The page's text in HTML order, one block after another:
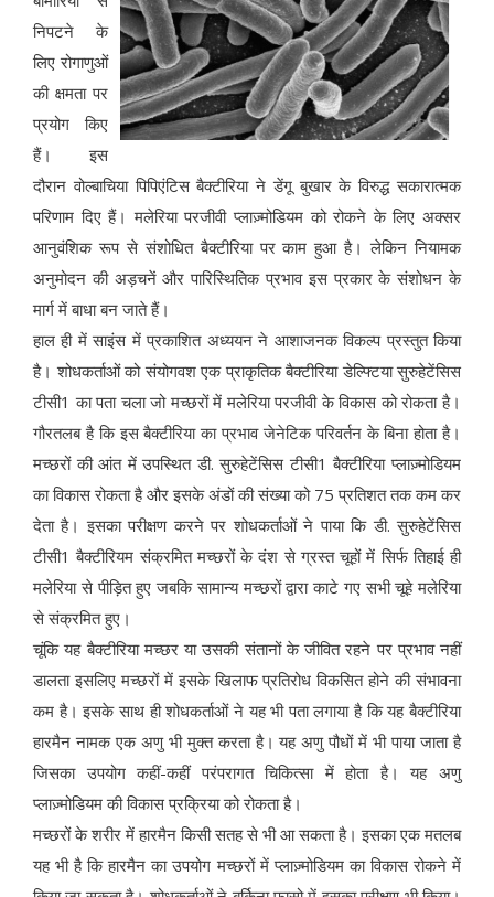
निपटने के
लिए रोगाणुओं
की क्षमता पर
प्रयोग किए
हैं। इस
दौरान वोल्बाचिया पिपिएंटिस बैक्टीरिया ने डेंगू बुखार के विरुद्ध सकारात्मक
परिणाम दिए हैं। मलेरिया परजीवी प्लाज़्मोडियम को रोकने के लिए अक्सर
आनुवंशिक रूप से संशोधित बैक्टीरिया पर काम हुआ है। लेकिन नियामक
अनुमोदन की अड़चनें और पारिस्थितिक प्रभाव इस प्रकार के संशोधन के
मार्ग में बाधा बन जाते हैं।
हाल ही में साइंस में प्रकाशित अध्ययन ने आशाजनक विकल्प प्रस्तुत किया
है। शोधकर्ताओं को संयोगवश एक प्राकृतिक बैक्टीरिया डेल्फ्टिया सुरुहेटेंसिस
टीसी1 का पता चला जो मच्छरों में मलेरिया परजीवी के विकास को रोकता है।
गौरतलब है कि इस बैक्टीरिया का प्रभाव जेनेटिक परिवर्तन के बिना होता है।
मच्छरों की आंत में उपस्थित डी. सुरुहेटेंसिस टीसी1 बैक्टीरिया प्लाज़्मोडियम
का विकास रोकता है और इसके अंडों की संख्या को 75 प्रतिशत तक कम कर
देता है। इसका परीक्षण करने पर शोधकर्ताओं ने पाया कि डी. सुरुहेटेंसिस
टीसी1 बैक्टीरियम संक्रमित मच्छरों के दंश से ग्रस्त चूहों में सिर्फ तिहाई ही
मलेरिया से पीड़ित हुए जबकि सामान्य मच्छरों द्वारा काटे गए सभी चूहे मलेरिया
से संक्रमित हुए।
चूंकि यह बैक्टीरिया मच्छर या उसकी संतानों के जीवित रहने पर प्रभाव नहीं
डालता इसलिए मच्छरों में इसके खिलाफ प्रतिरोध विकसित होने की संभावना
कम है। इसके साथ ही शोधकर्ताओं ने यह भी पता लगाया है कि यह बैक्टीरिया
हारमैन नामक एक अणु भी मुक्त करता है। यह अणु पौधों में भी पाया जाता है
जिसका उपयोग कहीं-कहीं परंपरागत चिकित्सा में होता है। यह अणु
प्लाज़्मोडियम की विकास प्रक्रिया को रोकता है।
मच्छरों के शरीर में हारमैन किसी सतह से भी आ सकता है। इसका एक मतलब
यह भी है कि हारमैन का उपयोग मच्छरों में प्लाज़्मोडियम का विकास रोकने में